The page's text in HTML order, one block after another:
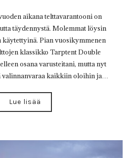
aikana telttavarantooni on
täydennystä. Molemmat löysin
käytettyinä. Pian vuosikymmenen
klassikko Tarptent Double
osana varusteitani, mutta nyt
valinnanvaraa kaikkiin oloihin ja…
Lue lisää